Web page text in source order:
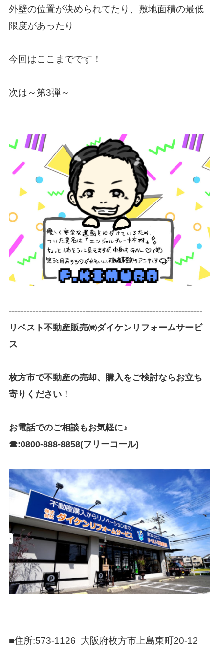
外壁の位置が決められてたり、敷地面積の最低
限度があったり
今回はここまでです！
次は～第3弾～
------------------------------------------------------------------
リベスト不動産販売㈱ダイケンリフォームサービ
ス
枚方市で不動産の売却、購入をご検討ならお立ち
寄りください！
お電話でのご相談もお気軽に♪
☎:0800-888-8858(フリーコール)
■住所:573-1126 大阪府枚方市上島東町20-12